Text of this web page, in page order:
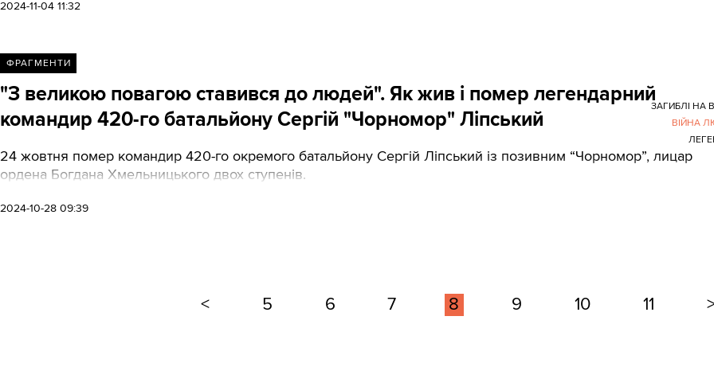
2024-11-04 11:32
ФРАГМЕНТИ
"З великою повагою ставився до людей". Як жив і помер легендарний
командир 420-го батальйону Сергій "Чорномор" Ліпський
24 жовтня помер командир 420-го окремого батальйону Сергій Ліпський із позивним “Чорномор”, лицар
ордена Богдана Хмельницького двох ступенів.
2024-10-28 09:39
ЗАГИБЛІ НА
ВІЙНА
< 5 6 7 8 9 10 11